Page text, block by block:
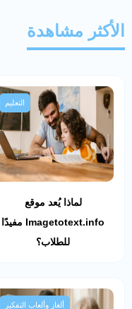
الأكثر مشاهدة
التعليم
لماذا يُعد موقع
Imagetotext.info مفيدًا
للطلاب؟
ألغاز وألعاب التفكير